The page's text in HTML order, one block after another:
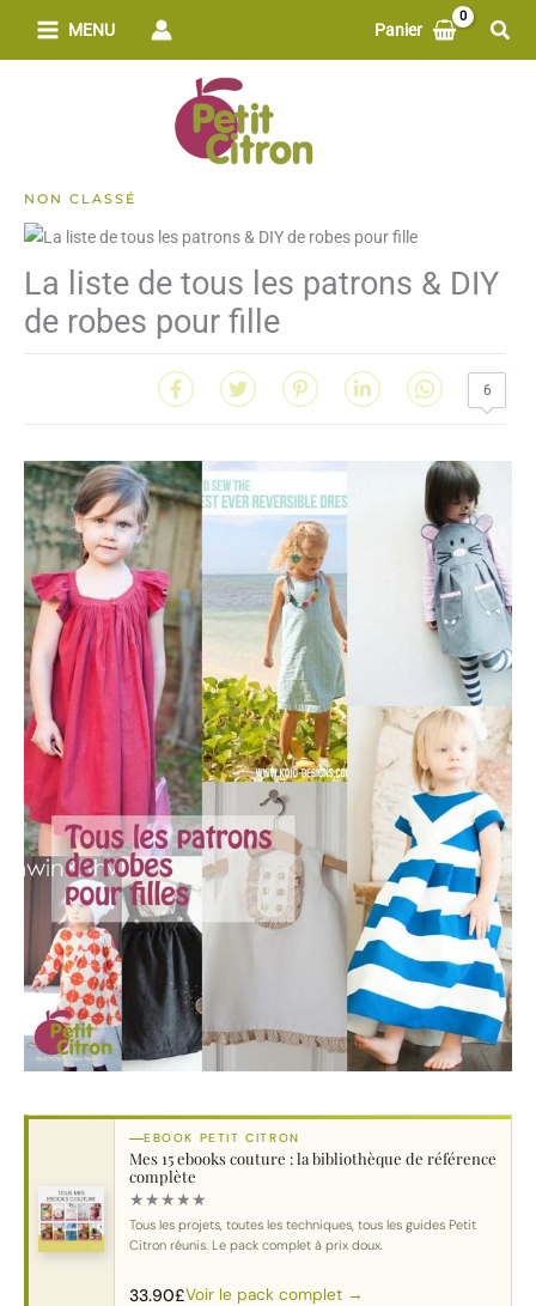
MENU Panier
NON CLASSÉ
La liste de tous les patrons & DIY
de robes pour fille
6
EBOOK PETIT CITRON
Mes 15 ebooks couture : la bibliothèque de référence
complète
★★★★★
Tous les projets, toutes les techniques, tous les guides Petit
Citron réunis. Le pack complet à prix doux.
33.90£Voir le pack complet →